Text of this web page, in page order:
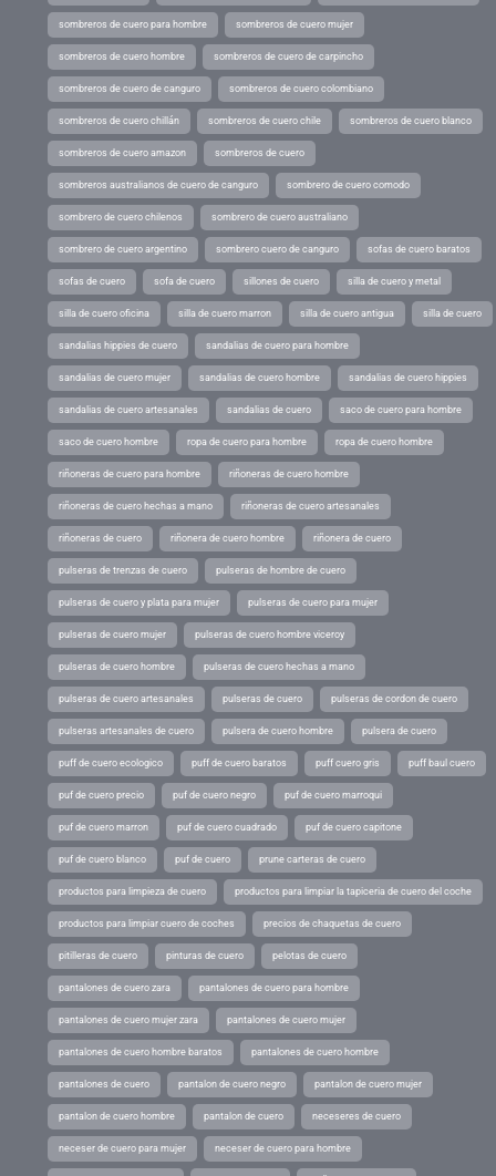
sombreros de cuero para hombre sombreros de cuero mujer
sombreros de cuero hombre sombreros de cuero de carpincho
sombreros de cuero de canguro sombreros de cuero colombiano
sombreros de cuero chillán sombreros de cuero chile sombreros de cuero blanco
sombreros de cuero amazon sombreros de cuero
sombreros australianos de cuero de canguro sombrero de cuero comodo
sombrero de cuero chilenos sombrero de cuero australiano
sombrero de cuero argentino sombrero cuero de canguro sofas de cuero baratos
sofas de cuero sofa de cuero sillones de cuero silla de cuero y metal
silla de cuero oficina silla de cuero marron silla de cuero antigua silla de cuero
sandalias hippies de cuero sandalias de cuero para hombre
sandalias de cuero mujer sandalias de cuero hombre sandalias de cuero hippies
sandalias de cuero artesanales sandalias de cuero saco de cuero para hombre
saco de cuero hombre ropa de cuero para hombre ropa de cuero hombre
riñoneras de cuero para hombre riñoneras de cuero hombre
riñoneras de cuero hechas a mano riñoneras de cuero artesanales
riñoneras de cuero riñonera de cuero hombre riñonera de cuero
pulseras de trenzas de cuero pulseras de hombre de cuero
pulseras de cuero y plata para mujer pulseras de cuero para mujer
pulseras de cuero mujer pulseras de cuero hombre viceroy
pulseras de cuero hombre pulseras de cuero hechas a mano
pulseras de cuero artesanales pulseras de cuero pulseras de cordon de cuero
pulseras artesanales de cuero pulsera de cuero hombre pulsera de cuero
puff de cuero ecologico puff de cuero baratos puff cuero gris puff baul cuero
puf de cuero precio puf de cuero negro puf de cuero marroqui
puf de cuero marron puf de cuero cuadrado puf de cuero capitone
puf de cuero blanco puf de cuero prune carteras de cuero
productos para limpieza de cuero productos para limpiar la tapiceria de cuero del coche
productos para limpiar cuero de coches precios de chaquetas de cuero
pitilleras de cuero pinturas de cuero pelotas de cuero
pantalones de cuero zara pantalones de cuero para hombre
pantalones de cuero mujer zara pantalones de cuero mujer
pantalones de cuero hombre baratos pantalones de cuero hombre
pantalones de cuero pantalon de cuero negro pantalon de cuero mujer
pantalon de cuero hombre pantalon de cuero neceseres de cuero
neceser de cuero para mujer neceser de cuero para hombre